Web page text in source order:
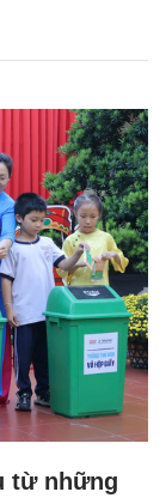
từ những